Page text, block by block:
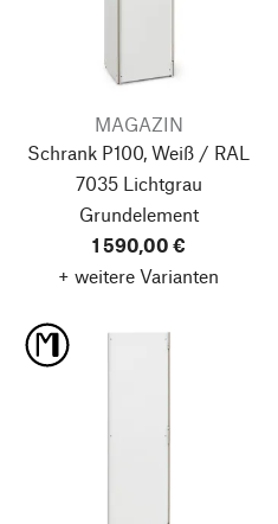
MAGAZIN
Schrank P100, Weiß / RAL
7035 Lichtgrau
Grundelement
1 590,00 €
+ weitere Varianten